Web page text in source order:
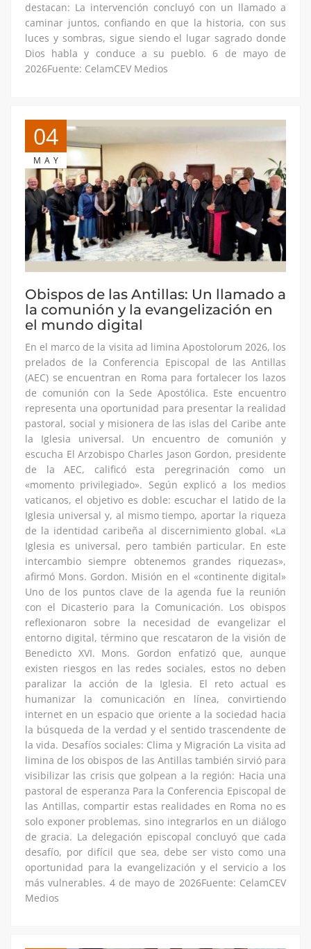
destacan: La intervención concluyó con un llamado a
caminar juntos, confiando en que la historia, con sus
luces y sombras, sigue siendo el lugar sagrado donde
Dios habla y conduce a su pueblo. 6 de mayo de
2026Fuente: CelamCEV Medios
04
MAY
Obispos de las Antillas: Un llamado a
la comunión y la evangelización en
el mundo digital
En el marco de la visita ad limina Apostolorum 2026, los
prelados de la Conferencia Episcopal de las Antillas
(AEC) se encuentran en Roma para fortalecer los lazos
de comunión con la Sede Apostólica. Este encuentro
representa una oportunidad para presentar la realidad
pastoral, social y misionera de las islas del Caribe ante
la Iglesia universal. Un encuentro de comunión y
escucha El Arzobispo Charles Jason Gordon, presidente
de la AEC, calificó esta peregrinación como un
«momento privilegiado». Según explicó a los medios
vaticanos, el objetivo es doble: escuchar el latido de la
Iglesia universal y, al mismo tiempo, aportar la riqueza
de la identidad caribeña al discernimiento global. «La
Iglesia es universal, pero también particular. En este
intercambio siempre obtenemos grandes riquezas»,
afirmó Mons. Gordon. Misión en el «continente digital»
Uno de los puntos clave de la agenda fue la reunión
con el Dicasterio para la Comunicación. Los obispos
reflexionaron sobre la necesidad de evangelizar el
entorno digital, término que rescataron de la visión de
Benedicto XVI. Mons. Gordon enfatizó que, aunque
existen riesgos en las redes sociales, estos no deben
paralizar la acción de la Iglesia. El reto actual es
humanizar la comunicación en línea, convirtiendo
internet en un espacio que oriente a la sociedad hacia
la búsqueda de la verdad y el sentido trascendente de
la vida. Desafíos sociales: Clima y Migración La visita ad
limina de los obispos de las Antillas también sirvió para
visibilizar las crisis que golpean a la región: Hacia una
pastoral de esperanza Para la Conferencia Episcopal de
las Antillas, compartir estas realidades en Roma no es
solo exponer problemas, sino integrarlos en un diálogo
de gracia. La delegación episcopal concluyó que cada
desafío, por difícil que sea, debe ser visto como una
oportunidad para la evangelización y el servicio a los
más vulnerables. 4 de mayo de 2026Fuente: CelamCEV
Medios